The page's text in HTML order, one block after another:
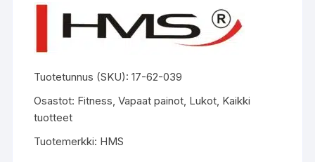
Tuotetunnus (SKU):17-62-039
Osastot: Fitness,Vapaat painot, Lukot, Kaikki
tuotteet
Tuotemerkki: HMS